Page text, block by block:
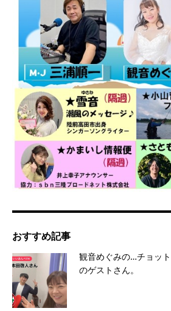
おすすめ記事
観音めぐみの…チョッ
のゲストさん。